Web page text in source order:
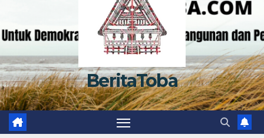
BeritaToba